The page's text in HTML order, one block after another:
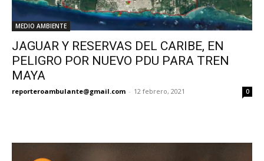
MEDIO AMBIENTE
JAGUAR Y RESERVAS DEL CARIBE, EN
PELIGRO POR NUEVO PDU PARA TREN
MAYA
reporteroambulante@gmail.com - 12 febrero, 2021 0